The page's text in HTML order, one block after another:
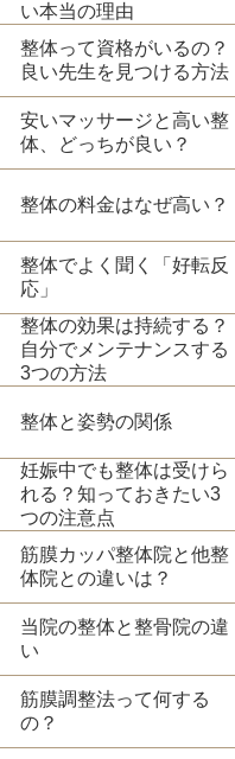
い本当の理由
整体って資格がいるの？
良い先生を見つける方法
安いマッサージと高い整
体、どっちが良い？
整体の料金はなぜ高い？
整体でよく聞く「好転反
応」
整体の効果は持続する？
自分でメンテナンスする
3つの方法
整体と姿勢の関係
妊娠中でも整体は受けら
れる？知っておきたい3
つの注意点
筋膜カッパ整体院と他整
体院との違いは？
当院の整体と整骨院の違
い
筋膜調整法って何する
の？